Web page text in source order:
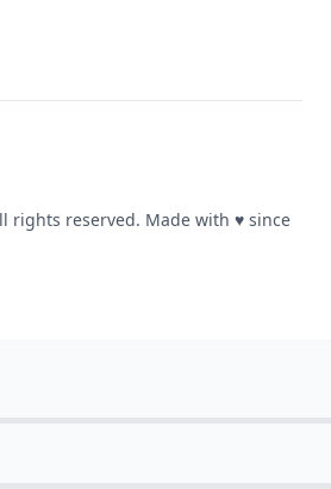
rights reserved. Made with ♥ since